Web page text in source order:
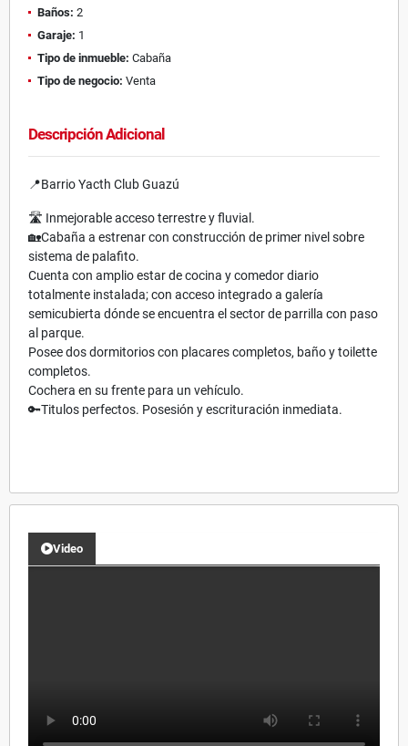
Baños: 2
Garaje: 1
Tipo de inmueble: Cabaña
Tipo de negocio: Venta
Descripción Adicional
📍Barrio Yacth Club Guazú
🛣️ Inmejorable acceso terrestre y fluvial.
🏡Cabaña a estrenar con construcción de primer nivel sobre
sistema de palafito.
Cuenta con amplio estar de cocina y comedor diario
totalmente instalada; con acceso integrado a galería
semicubierta dónde se encuentra el sector de parrilla con paso
al parque.
Posee dos dormitorios con placares completos, baño y toilette
completos.
Cochera en su frente para un vehículo.
🔑Titulos perfectos. Posesión y escrituración inmediata.
Video